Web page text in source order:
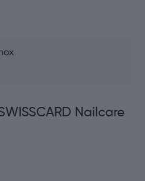
Nailcare